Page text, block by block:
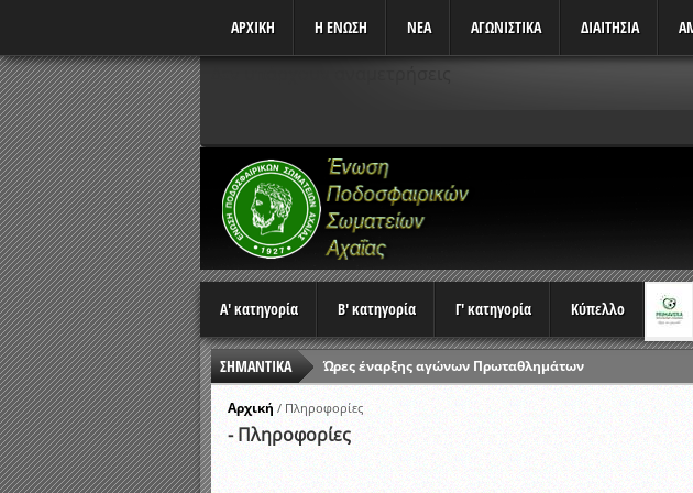
ΑΡΧΙΚΗ Η ΕΝΩΣΗ ΝΕΑ ΑΓΩΝΙΣΤΙΚΆ ΔΙΑΙΤΗΣΙΑ
Α' κατηγορία Β' κατηγορία Γ' κατηγορία Κύπελλο
ΣΗΜΑΝΤΙΚΑ
Ώρες έναρξης αγώνων Πρωταθλημάτων
Αποτελέσματα επαναληπτικών γραπτών εξετάσεων
Κλήρωση Β’ Φάσης Κυπέλλου Ερασιτεχνών 2015-2016
Αρχική / Πληροφορίες
- Πληροφορίες